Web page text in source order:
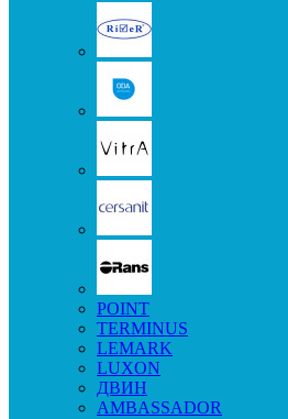
POINT
TERMINUS
LEMARK
LUXON
ДВИН
AMBASSADOR